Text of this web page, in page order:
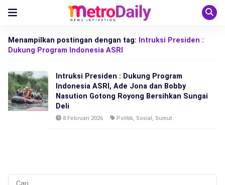
Menampilkan postingan dengan tag:
Intruksi Presiden :
Dukung Program Indonesia ASRI
Intruksi Presiden : Dukung Program
Indonesia ASRI, Ade Jona dan Bobby
Nasution Gotong Royong Bersihkan Sungai
Deli
8 Februari 2026 Politik, Sosial, Sumut
Cari